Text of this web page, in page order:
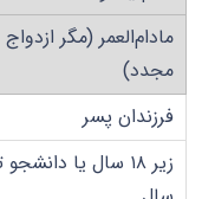
مادام‌العمر (مگر ازدواج
مجدد)
فرزندان پسر